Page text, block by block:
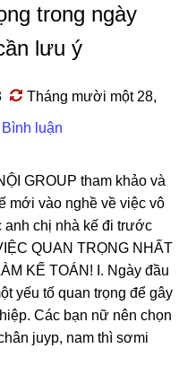
trong ngày
lưu ý
Tháng mười một 28,
luận
GROUP tham khảo và
mới vào nghề về việc vô
anh chị nhà kế đi trước
QUAN TRỌNG NHẤT
KẾ TOÁN! I. Ngày đầu
yếu tố quan trọng để gây
Các bạn nữ nên chọn
juyp, nam thì sơmi